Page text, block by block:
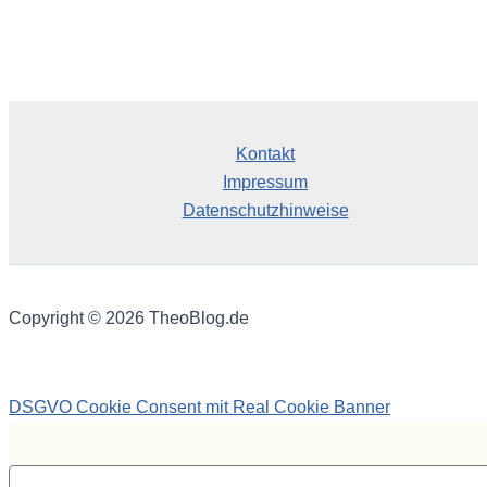
Kontakt
Impressum
Datenschutzhinweise
Copyright © 2026 TheoBlog.de
DSGVO Cookie Consent mit Real Cookie Banner